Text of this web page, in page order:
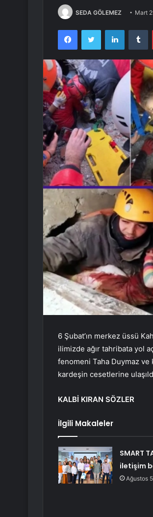
SEDA GÖLEMEZ Mart
FacebookTwitter LinkedIn
6 Şubat’ın merkez üssü
ilimizde ağır tahribata yol
fenomeni Taha Duymaz ve
kardeşin cesetlerine
KALBİ KIRAN SÖZLER
İlgili Makaleler
SMART
iletişim
Ağustos